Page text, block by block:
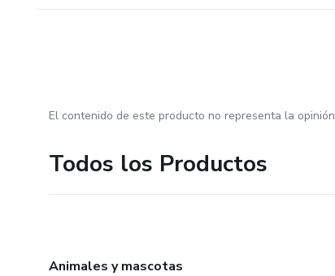
El contenido de este producto no representa la
Todos los Productos
Animales y mascotas